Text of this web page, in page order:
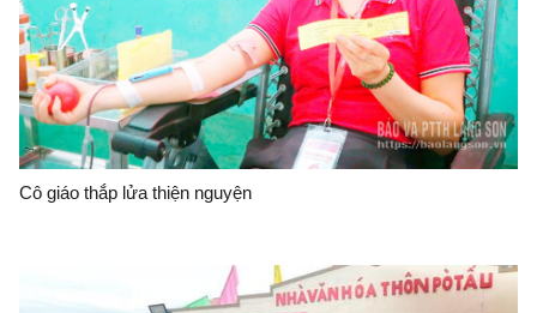
Cô giáo thắp lửa thiện nguyện